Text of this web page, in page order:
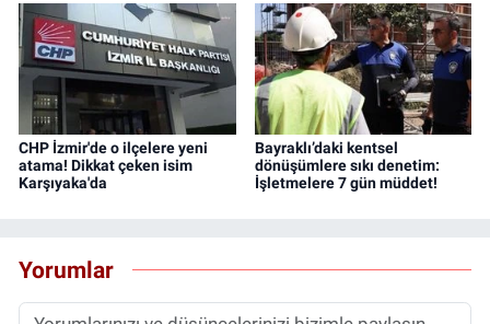
CHP İzmir'de o ilçelere yeni
atama! Dikkat çeken isim
Karşıyaka'da
Bayraklı’daki kentsel
dönüşümlere sıkı denetim:
İşletmelere 7 gün müddet!
Yorumlar